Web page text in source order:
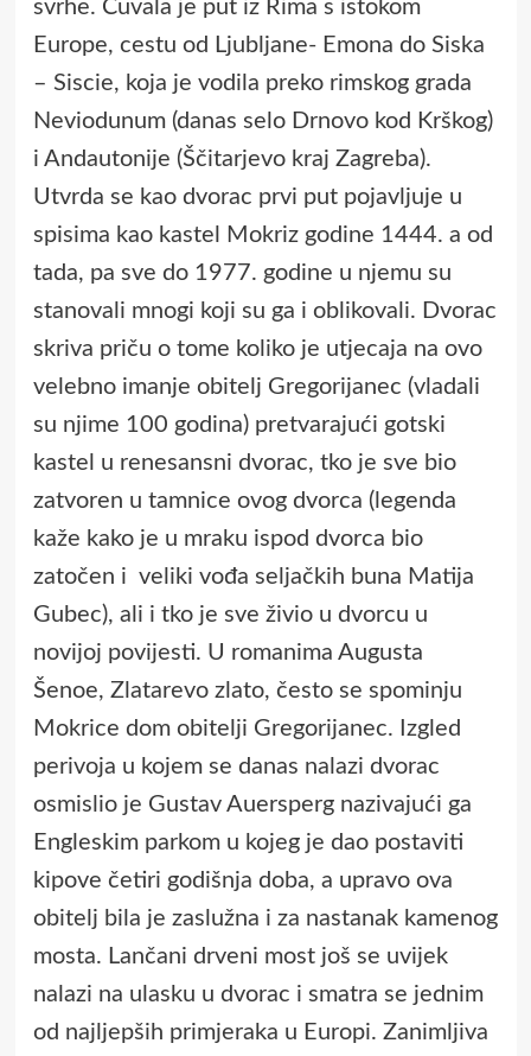
svrhe. Čuvala je put iz Rima s istokom
Europe, cestu od Ljubljane- Emona do Siska
– Siscie, koja je vodila preko rimskog grada
Neviodunum (danas selo Drnovo kod Krškog)
i Andautonije (Ščitarjevo kraj Zagreba).
Utvrda se kao dvorac prvi put pojavljuje u
spisima kao kastel Mokriz godine 1444. a od
tada, pa sve do 1977. godine u njemu su
stanovali mnogi koji su ga i oblikovali. Dvorac
skriva priču o tome koliko je utjecaja na ovo
velebno imanje obitelj Gregorijanec (vladali
su njime 100 godina) pretvarajući gotski
kastel u renesansni dvorac, tko je sve bio
zatvoren u tamnice ovog dvorca (legenda
kaže kako je u mraku ispod dvorca bio
zatočen i veliki vođa seljačkih buna Matija
Gubec), ali i tko je sve živio u dvorcu u
novijoj povijesti. U romanima Augusta
Šenoe, Zlatarevo zlato, često se spominju
Mokrice dom obitelji Gregorijanec. Izgled
perivoja u kojem se danas nalazi dvorac
osmislio je Gustav Auersperg nazivajući ga
Engleskim parkom u kojeg je dao postaviti
kipove četiri godišnja doba, a upravo ova
obitelj bila je zaslužna i za nastanak kamenog
mosta. Lančani drveni most još se uvijek
nalazi na ulasku u dvorac i smatra se jednim
od najljepših primjeraka u Europi. Zanimljiva